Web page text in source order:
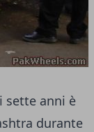
sette anni è
durante